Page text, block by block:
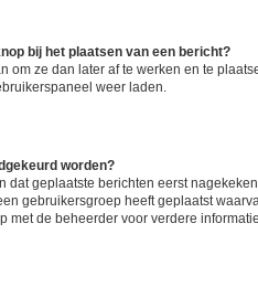
bij het plaatsen van een bericht?
om ze dan later af te werken en te
weer laden.
worden?
dat geplaatste berichten eerst
gebruikersgroep heeft geplaatst
met de beheerder voor verdere